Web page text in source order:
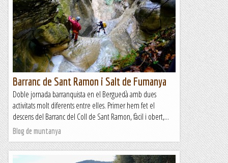
Barranc de Sant Ramon i Salt de Fumanya
Doble jornada barranquista en el Berguedà amb dues
activitats molt diferents entre elles. Primer hem fet el
descens del Barranc del Coll de Sant Ramon, fàcil i obert,...
Blog de muntanya